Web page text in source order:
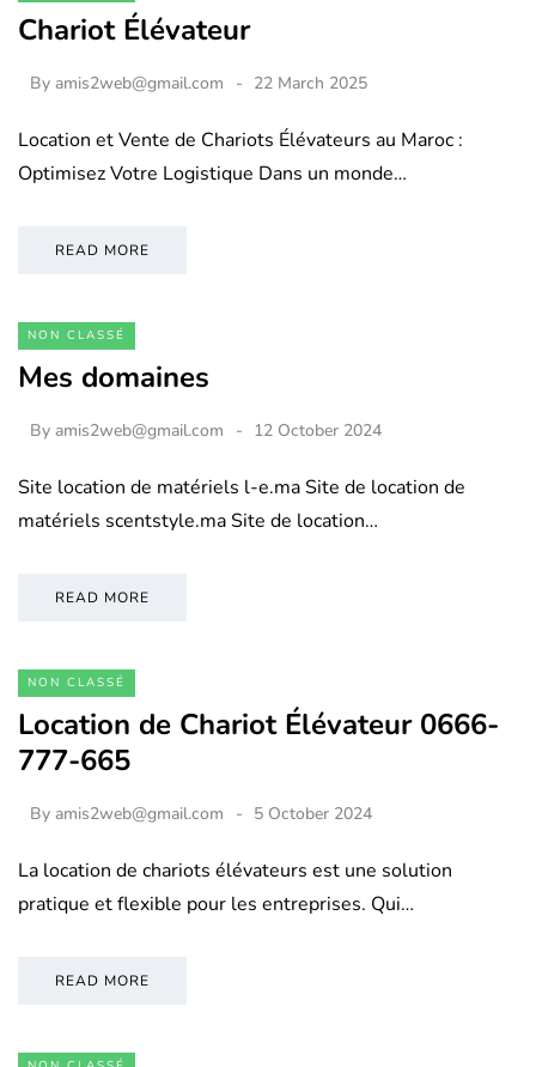
Chariot Élévateur
By amis2web@gmail.com 22 March 2025
Location et Vente de Chariots Élévateurs au Maroc :
Optimisez Votre Logistique Dans un monde…
READ MORE
NON CLASSÉ
Mes domaines
By amis2web@gmail.com 12 October 2024
Site location de matériels l-e.ma Site de location de
matériels scentstyle.ma Site de location…
READ MORE
NON CLASSÉ
Location de Chariot Élévateur 0666-
777-665
By amis2web@gmail.com 5 October 2024
La location de chariots élévateurs est une solution
pratique et flexible pour les entreprises. Qui…
READ MORE